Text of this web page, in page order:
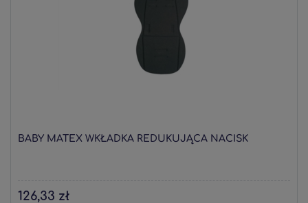
BABY MATEX WKŁADKA REDUKUJĄCA NACISK
126,33 zł